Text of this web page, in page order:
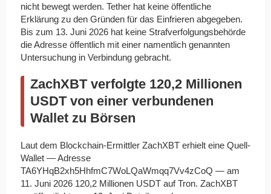
nicht bewegt werden. Tether hat keine öffentliche
Erklärung zu den Gründen für das Einfrieren abgegeben.
Bis zum 13. Juni 2026 hat keine Strafverfolgungsbehörde
die Adresse öffentlich mit einer namentlich genannten
Untersuchung in Verbindung gebracht.
ZachXBT verfolgte 120,2 Millionen
USDT von einer verbundenen
Wallet zu Börsen
Laut dem Blockchain-Ermittler ZachXBT erhielt eine Quell-
Wallet — Adresse
TA6YHqB2xh5HhfmC7WoLQaWmqq7Vv4zCoQ — am
11. Juni 2026 120,2 Millionen USDT auf Tron. ZachXBT